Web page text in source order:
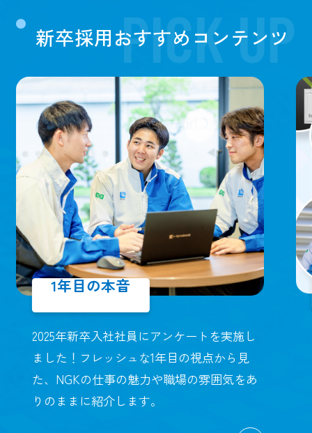
新卒採用おすすめコンテンツ
PICK UP
1年目の本音
2025年新卒入社社員にアンケートを実施し
ました！フレッシュな1年目の視点から見
た、NGKの仕事の魅力や職場の雰囲気をあ
りのままに紹介します。